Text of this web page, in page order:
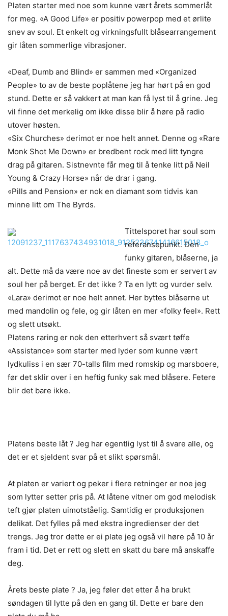
Platen starter med noe som kunne vært årets sommerlåt
for meg. «A Good Life» er positiv powerpop med et ørlite
snev av soul. Et enkelt og virkningsfullt blåsearrangement
gir låten sommerlige vibrasjoner.
«Deaf, Dumb and Blind» er sammen med «Organized
People» to av de beste poplåtene jeg har hørt på en god
stund. Dette er så vakkert at man kan få lyst til å grine. Jeg
vil finne det merkelig om ikke disse blir å høre på radio
utover høsten.
«Six Churches» derimot er noe helt annet. Denne og «Rare
Monk Shot Me Down» er bredbent rock med litt tyngre
drag på gitaren. Sistnevnte får meg til å tenke litt på Neil
Young & Crazy Horse» når de drar i gang.
«Pills and Pension» er nok en diamant som tidvis kan
minne litt om The Byrds.
Tittelsporet har soul som
referansepunkt. Den
funky gitaren, blåserne, ja
alt. Dette må da være noe av det fineste som er servert av
soul her på berget. Er det ikke ? Ta en lytt og vurder selv.
«Lara» derimot er noe helt annet. Her byttes blåserne ut
med mandolin og fele, og gir låten en mer «folky feel». Rett
og slett utsøkt.
Platens raring er nok den etterhvert så svært tøffe
«Assistance» som starter med lyder som kunne vært
lydkuliss i en sær 70-talls film med romskip og marsboere,
før det sklir over i en heftig funky sak med blåsere. Fetere
blir det bare ikke.
Platens beste låt ? Jeg har egentlig lyst til å svare alle, og
det er et sjeldent svar på et slikt spørsmål.
At platen er variert og peker i flere retninger er noe jeg
som lytter setter pris på. At låtene vitner om god melodisk
teft gjør platen uimotståelig. Samtidig er produksjonen
delikat. Det fylles på med ekstra ingredienser der det
trengs. Jeg tror dette er ei plate jeg også vil høre på 10 år
fram i tid. Det er rett og slett en skatt du bare må anskaffe
deg.
Årets beste plate ? Ja, jeg føler det etter å ha brukt
søndagen til lytte på den en gang til. Dette er bare den